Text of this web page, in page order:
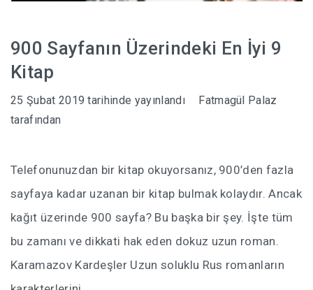
900 Sayfanın Üzerindeki En İyi 9
Kitap
25 Şubat 2019 tarihinde yayınlandı
Fatmagül Palaz
tarafından
Telefonunuzdan bir kitap okuyorsanız, 900’den fazla
sayfaya kadar uzanan bir kitap bulmak kolaydır. Ancak
kağıt üzerinde 900 sayfa? Bu başka bir şey. İşte tüm
bu zamanı ve dikkati hak eden dokuz uzun roman.
Karamazov Kardeşler Uzun soluklu Rus romanların